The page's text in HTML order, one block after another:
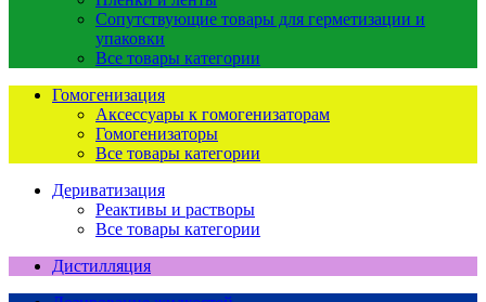
Сопутствующие товары для герметизации и
упаковки
Все товары категории
Гомогенизация
Аксессуары к гомогенизаторам
Гомогенизаторы
Все товары категории
Дериватизация
Реактивы и растворы
Все товары категории
Дистилляция